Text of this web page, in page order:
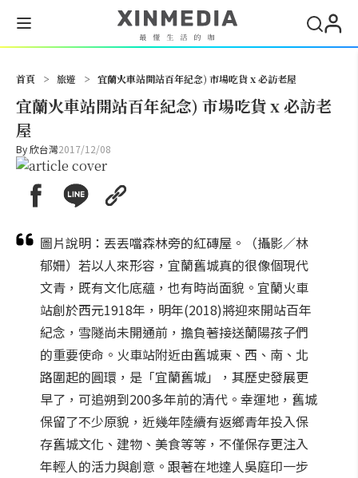
首頁 > 旅遊 > 宜蘭火車站開站百年紀念) 市場吃貨 x 必訪老屋
宜蘭火車站開站百年紀念) 市場吃貨 x 必訪老
屋
By欣台灣2017/12/08
圖片說明：丟丟噹森林旁的紅磚屋。（攝影／林
郁姍）若以人來形容，宜蘭舊城真的很像個現代
文青，既有文化底蘊，也有時尚面貌。宜蘭火車
站創於西元1918年，明年(2018)將迎來開站百年
紀念，雪隧尚未開通前，擔負著接送蘭陽孩子們
的重要使命。火車站附近由舊城東、西、南、北
路圍起的圓環，是「宜蘭舊城」，其歷史發展更
早了，可追朔到200多年前的清代。幸運地，舊城
保留了不少原貌，近幾年陸續有返鄉青年投入保
存舊城文化、建物、美食等等，不僅保存更注入
年輕人的活力與創意。跟著在地達人吳庭印一步